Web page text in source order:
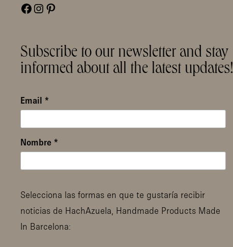
Facebook
Instagram
Pinterest
Subscribe to our newsletter and stay
informed about all the latest updates!
Email *
Nombre *
Selecciona las formas en que te gustaría recibir
noticias de HachAzuela, Handmade Products Made
In Barcelona: